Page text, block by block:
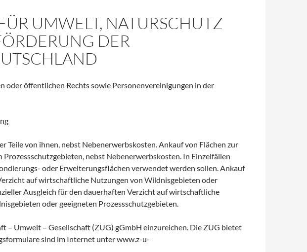
UMWELT, NATURSCHUTZ
DER
oder öffentlichen Rechts sowie Personenvereinigungen in der
Teile von ihnen, nebst Nebenerwerbskosten. Ankauf von Flächen zur
nebst Nebenerwerbskosten. In Einzelfällen
oder Erweiterungsflächen verwendet werden sollen. Ankauf
auf wirtschaftliche Nutzungen von Wildnisgebieten oder
Ausgleich für den dauerhaften Verzicht auf wirtschaftliche
oder geeigneten Prozessschutzgebieten.
– Umwelt – Gesellschaft (ZUG) gGmbH einzureichen. Die ZUG bietet
sind im Internet unter www.z-u-